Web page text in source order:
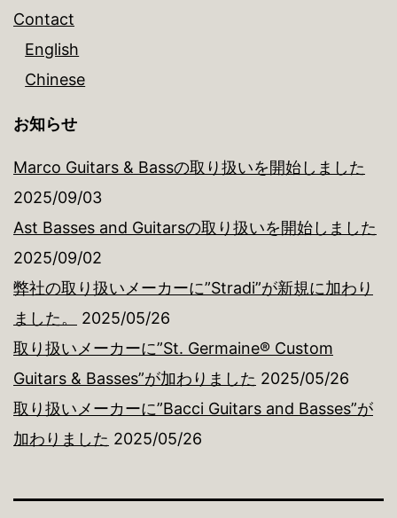
Contact
English
Chinese
お知らせ
Marco Guitars & Bassの取り扱いを開始しました
2025/09/03
Ast Basses and Guitarsの取り扱いを開始しました
2025/09/02
弊社の取り扱いメーカーに”Stradi”が新規に加わり
ました。
2025/05/26
取り扱いメーカーに”St. Germaine® Custom
Guitars & Basses”が加わりました 2025/05/26
取り扱いメーカーに”Bacci Guitars and Basses”が
加わりました 2025/05/26